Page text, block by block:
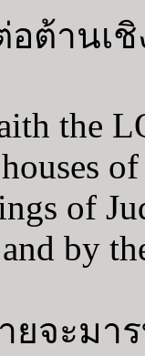
อต้านเ
the
of
by
ยจะม